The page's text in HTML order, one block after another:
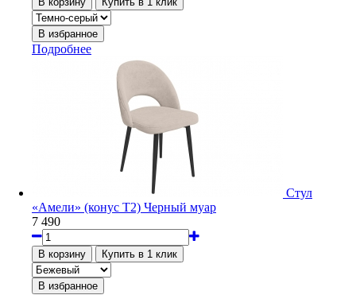
Подробнее
Стул
«Амели» (конус Т2) Черный муар
7 490